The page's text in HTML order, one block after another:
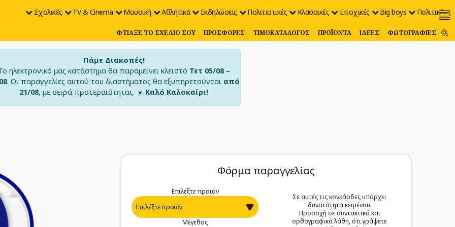
Σχολικές TV & Cinema Μουσική Αθλητικά Εκδηλώσεις Πολιτιστικές Κλασσικές Εποχικές Big boys Πολιτικές
ΦΤΙΆΞΕ ΤΟ ΣΧΈΔΙΟ ΣΟΥ ΠΡΟΣΦΟΡΈΣ ΤΙΜΟΚΑΤΆΛΟΓΟΣ ΠΡΟΪΌΝΤΑ ΙΔΈΕΣ ΦΩΤΟΓΡΑΦΊΕΣ
Πάμε Διακοπές!
ηλεκτρονικό μας κατάστημα θα παραμείνει κλειστό Τετ 05/08 –
. Οι παραγγελίες αυτού του διαστήματος θα εξυπηρετούνται από
21/08, με σειρά προτεραιότητας. ☀️ Καλό Καλοκαίρι!
Φόρμα παραγγελίας
Επιλέξτε προϊόν
Μέγεθος
Σε αυτές τις κονκάρδες υπάρχει
δυνατότητα κειμένου.
Προσοχή σε συντακτικά και
ορθογραφικά λάθη, ότι γράψετε